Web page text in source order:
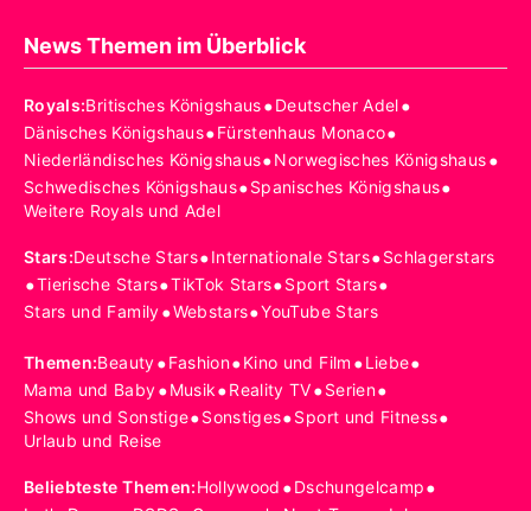
News Themen im Überblick
Royals:Britisches Königshaus•Deutscher Adel•
Dänisches Königshaus•Fürstenhaus Monaco•
Niederländisches Königshaus•Norwegisches Königshaus•
Schwedisches Königshaus•Spanisches Königshaus•
Weitere Royals und Adel
Stars:Deutsche Stars•Internationale Stars•Schlagerstars
•Tierische Stars•TikTok Stars•Sport Stars•
Stars und Family•Webstars•YouTube Stars
Themen:Beauty•Fashion•Kino und Film •Liebe•
Mama und Baby•Musik•Reality TV•Serien•
Shows und Sonstige•Sonstiges•Sport und Fitness•
Urlaub und Reise
Beliebteste Themen:Hollywood •Dschungelcamp•